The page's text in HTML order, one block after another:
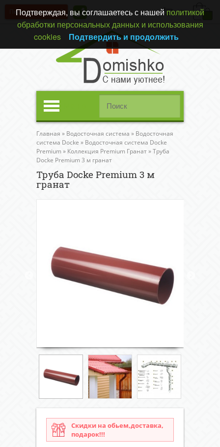
(0)
Перезвонить вам?
Главная » Водосточная система » Водосточная
система Docke » Водосточная система Docke
Premium » Коллекция Premium Гранат»Труба
Docke Premium 3 м гранат
Труба Docke Premium 3 м
гранат
Скидки на обьем,доставка,
подарок!!!
Подтверждая, вы соглашаетесь с нашей политикой
обработки персональных данных и использования
cookies
Подтвердить и продолжить